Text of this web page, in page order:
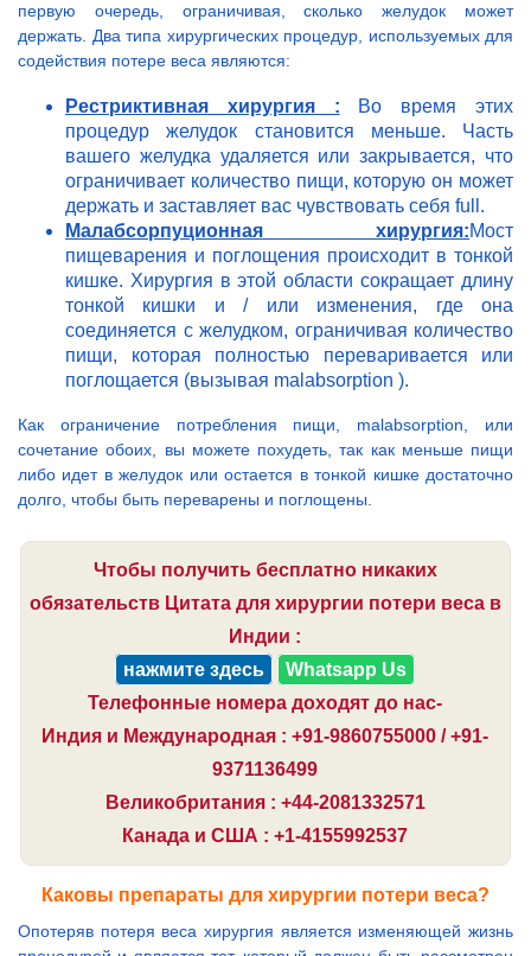
первую очередь, ограничивая, сколько желудок может
держать. Два типа хирургических процедур, используемых для
содействия потере веса являются:
Рестриктивная хирургия : Во время этих
процедур желудок становится меньше. Часть
вашего желудка удаляется или закрывается, что
ограничивает количество пищи, которую он может
держать и заставляет вас чувствовать себя full.
Малабсорпуционная хирургия:Мост
пищеварения и поглощения происходит в тонкой
кишке. Хирургия в этой области сокращает длину
тонкой кишки и / или изменения, где она
соединяется с желудком, ограничивая количество
пищи, которая полностью переваривается или
поглощается (вызывая malabsorption ).
Как ограничение потребления пищи, malabsorption, или
сочетание обоих, вы можете похудеть, так как меньше пищи
либо идет в желудок или остается в тонкой кишке достаточно
долго, чтобы быть переварены и поглощены.
Чтобы получить бесплатно никаких
обязательств Цитата для хирургии потери веса в
Индии :
нажмите здесь
Whatsapp Us
Телефонные номера доходят до нас-
Индия и Международная : +91-9860755000 / +91-
9371136499
Великобритания : +44-2081332571
Канада и США : +1-4155992537
Каковы препараты для хирургии потери веса?
Опотеряв потеря веса хирургия является изменяющей жизнь